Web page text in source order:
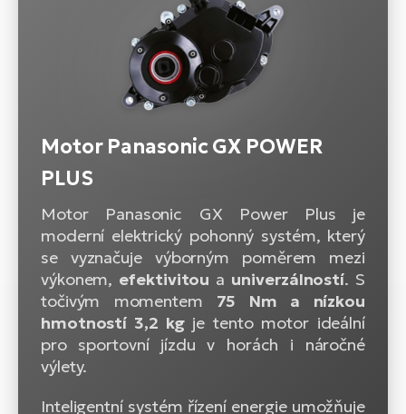
Motor Panasonic GX POWER
PLUS
Motor Panasonic GX Power Plus je
moderní elektrický pohonný systém, který
se vyznačuje výborným poměrem mezi
výkonem, efektivitou a univerzálností. S
točivým momentem 75 Nm a nízkou
hmotností 3,2 kg je tento motor ideální
pro sportovní jízdu v horách i náročné
výlety.
Inteligentní systém řízení energie umožňuje